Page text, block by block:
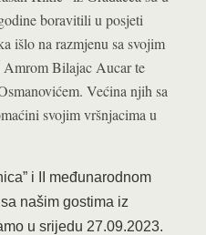
boravitili u posjeti
išlo na razmjenu sa svojim
Bilajac Aucar te
Većina njih sa
svojim vršnjacima u
i II međunarodnom
našim gostima iz
u srijedu 27.09.2023.